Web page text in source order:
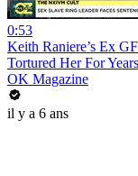
0:53
Keith Raniere’s Ex
Tortured Her For Years
OK Magazine
il y a 6 ans